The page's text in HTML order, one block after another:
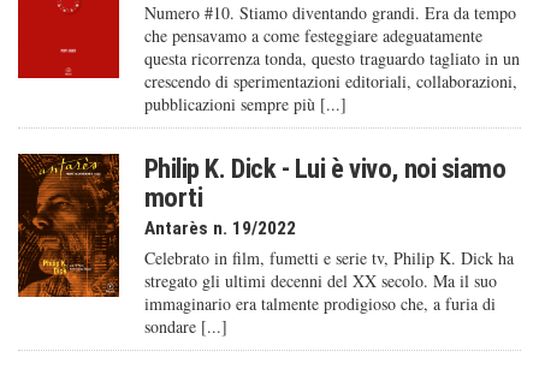
Numero #10. Stiamo diventando grandi. Era da tempo
che pensavamo a come festeggiare adeguatamente
questa ricorrenza tonda, questo traguardo tagliato in un
crescendo di sperimentazioni editoriali, collaborazioni,
pubblicazioni sempre più [...]
Philip K. Dick - Lui è vivo, noi siamo
morti
Antarès n. 19/2022
Celebrato in film, fumetti e serie tv, Philip K. Dick ha
stregato gli ultimi decenni del XX secolo. Ma il suo
immaginario era talmente prodigioso che, a furia di
sondare [...]